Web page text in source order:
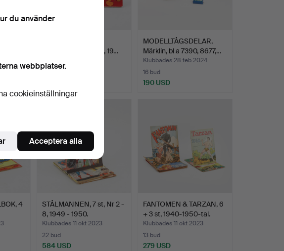
serietidningar, 54 st, 19…
Klubbades 13 apr 2024
MODELLTÅGSDELAR,
Märklin, bl a 7390, 8677,…
Klubbades 28 feb 2024
16 bud
190 USD
4
STÅLMANNEN, 7 st, Nr 2 -
8, 1949 - 1950.
Klubbades 11 okt 2023
22 bud
584 USD
FANTOMEN & TARZAN, 6
+ 3 st, 1940-1950-tal.
Klubbades 11 okt 2023
13 bud
279 USD
du använder
webbplatser.
cookieinställningar
Acceptera alla